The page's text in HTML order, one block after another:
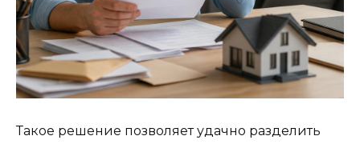
Такое решение позволяет удачно разделить